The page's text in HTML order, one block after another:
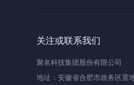
关注或联系我们
聚名科技集团股份有限公司
地址：安徽省合肥市政务区置